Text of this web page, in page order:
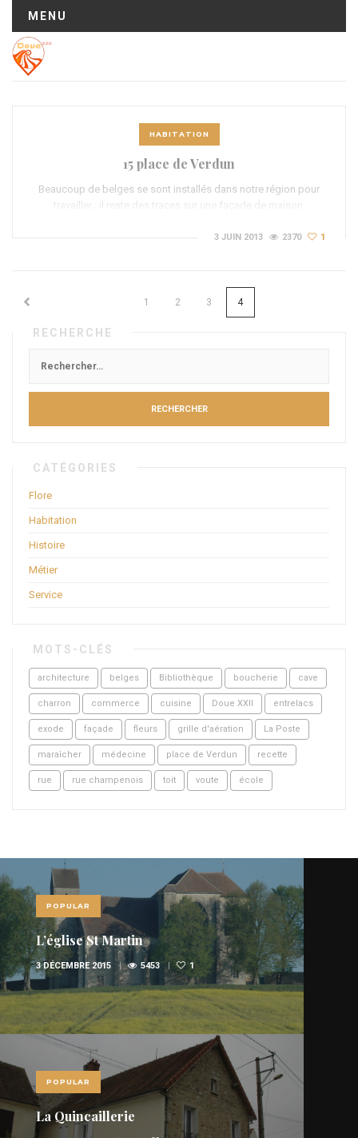
MENU
HABITATION
15 place de Verdun
Beaucoup de belges se sont installés dans notre région pour
travailler ; il reste des traces sur une façade de maison.
3 JUIN 2013 2370 1
1 2 3 4
RECHERCHE
CATÉGORIES
Flore
Habitation
Histoire
Métier
Service
MOTS-CLÉS
architecture belges Bibliothèque boucherie cave
charron commerce cuisine Doue XXII entrelacs
exode façade fleurs grille d'aération La Poste
maraîcher médecine place de Verdun recette
rue rue champenois toit voute école
POPULAR
L’église St Martin
3 DÉCEMBRE 2015 5453 1
POPULAR
La Quincaillerie